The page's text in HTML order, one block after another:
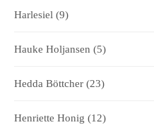
Harlesiel (9)
Hauke Holjansen (5)
Hedda Böttcher (23)
Henriette Honig (12)